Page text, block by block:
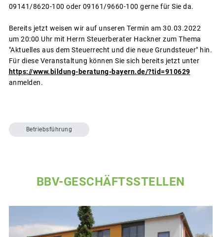
09141/8620-100 oder 09161/9660-100 gerne für Sie da.
Bereits jetzt weisen wir auf unseren Termin am 30.03.2022
um 20:00 Uhr mit Herrn Steuerberater Hackner zum Thema
"Aktuelles aus dem Steuerrecht und die neue Grundsteuer" hin.
Für diese Veranstaltung können Sie sich bereits jetzt unter
https://www.bildung-beratung-bayern.de/?tid=910629
anmelden.
Betriebsführung
BBV-GESCHÄFTSSTELLEN